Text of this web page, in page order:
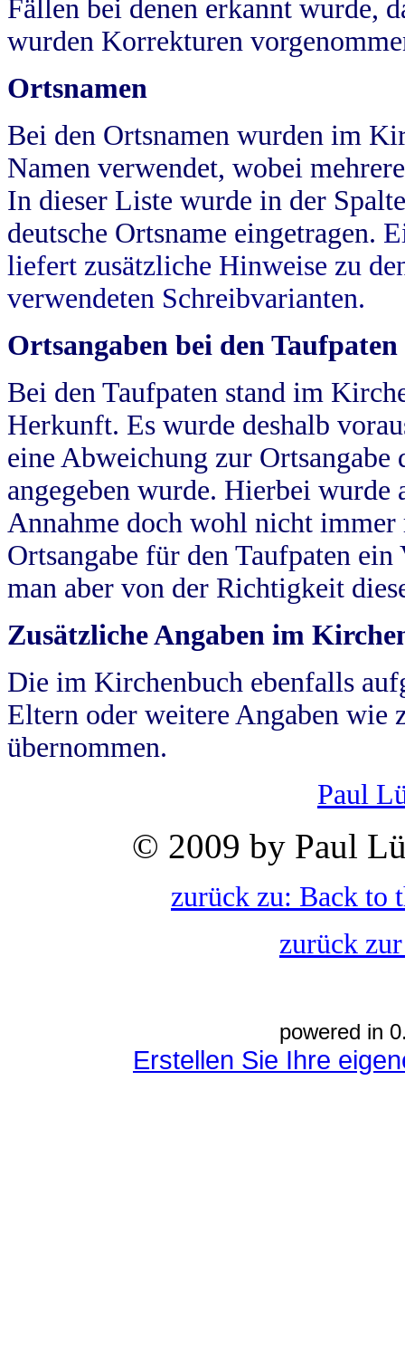
Fällen bei denen erkannt wurde,
wurden Korrekturen
Ortsnamen
Bei den Ortsnamen wurden im
Namen verwendet, wobei
In dieser Liste wurde in der
deutsche Ortsname eingetragen.
liefert zusätzliche Hinweise zu
verwendeten Schreibvarianten.
Ortsangaben bei den Taufpaten
Bei den Taufpaten stand im
Herkunft. Es wurde deshalb
eine Abweichung zur
angegeben wurde. Hierbei wurde
Annahme doch wohl nicht
Ortsangabe für den Taufpaten
man aber von der Richtigkeit
Zusätzliche Angaben im
Die im Kirchenbuch ebenfalls
Eltern oder weitere Angaben wie
übernommen.
Paul
© 2009 by Paul
zurück zu: Back to
zurück
powered in
Erstellen Sie Ihre